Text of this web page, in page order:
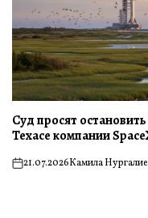
Суд просят
Техасе компании
on21.07.2026Камила